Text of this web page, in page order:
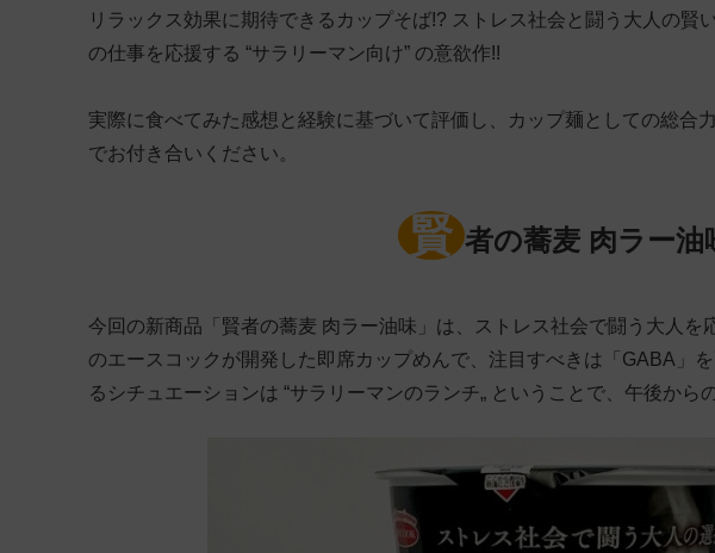
リラックス効果に期待できるカップそば!? ストレス社会と闘う大人の賢
の仕事を応援する “サラリーマン向け” の意欲作!!
実際に食べてみた感想と経験に基づいて評価し、カップ麺としての総合
でお付き合いください。
賢 者の蕎麦 肉ラー油
今回の新商品「賢者の蕎麦 肉ラー油味」は、ストレス社会で闘う大人を
のエースコックが開発した即席カップめんで、注目すべきは「GABA」
るシチュエーションは “サラリーマンのランチ„ ということで、午後から